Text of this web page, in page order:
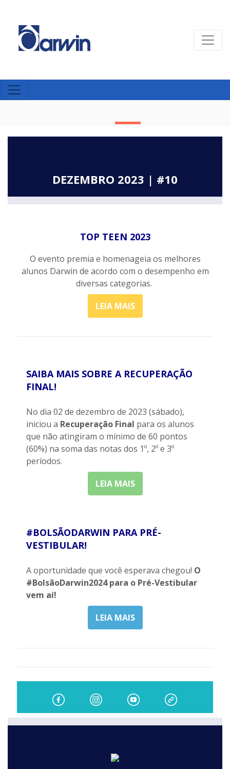
DEZEMBRO 2023 | #10
TOP TEEN 2023
O evento premia e homenageia os melhores
alunos Darwin de acordo com o desempenho em
diversas categorias.
LEIA MAIS
SAIBA MAIS SOBRE A RECUPERAÇÃO
FINAL!
No dia 02 de dezembro de 2023 (sábado),
iniciou a Recuperação Final para os alunos
que não atingiram o mínimo de 60 pontos
(60%) na soma das notas dos 1º, 2º e 3º
períodos.
LEIA MAIS
#BOLSÃODARWIN PARA PRÉ-
VESTIBULAR!
A oportunidade que você esperava chegou! O
#BolsãoDarwin2024 para o Pré-Vestibular
vem aí!
LEIA MAIS